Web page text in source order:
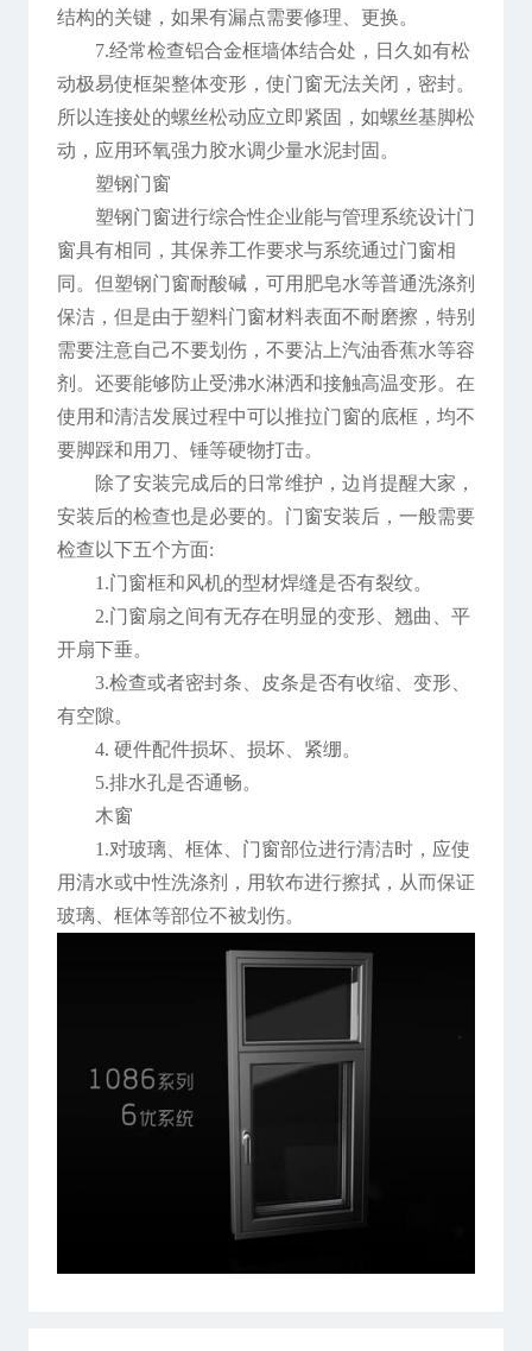
结构的关键，如果有漏点需要修理、更换。
7.经常检查铝合金框墙体结合处，日久如有松
动极易使框架整体变形，使门窗无法关闭，密封。
所以连接处的螺丝松动应立即紧固，如螺丝基脚松
动，应用环氧强力胶水调少量水泥封固。
塑钢门窗
塑钢门窗进行综合性企业能与管理系统设计门
窗具有相同，其保养工作要求与系统通过门窗相
同。但塑钢门窗耐酸碱，可用肥皂水等普通洗涤剂
保洁，但是由于塑料门窗材料表面不耐磨擦，特别
需要注意自己不要划伤，不要沾上汽油香蕉水等容
剂。还要能够防止受沸水淋洒和接触高温变形。在
使用和清洁发展过程中可以推拉门窗的底框，均不
要脚踩和用刀、锤等硬物打击。
除了安装完成后的日常维护，边肖提醒大家，
安装后的检查也是必要的。门窗安装后，一般需要
检查以下五个方面:
1.门窗框和风机的型材焊缝是否有裂纹。
2.门窗扇之间有无存在明显的变形、翘曲、平
开扇下垂。
3.检查或者密封条、皮条是否有收缩、变形、
有空隙。
4. 硬件配件损坏、损坏、紧绷。
5.排水孔是否通畅。
木窗
1.对玻璃、框体、门窗部位进行清洁时，应使
用清水或中性洗涤剂，用软布进行擦拭，从而保证
玻璃、框体等部位不被划伤。